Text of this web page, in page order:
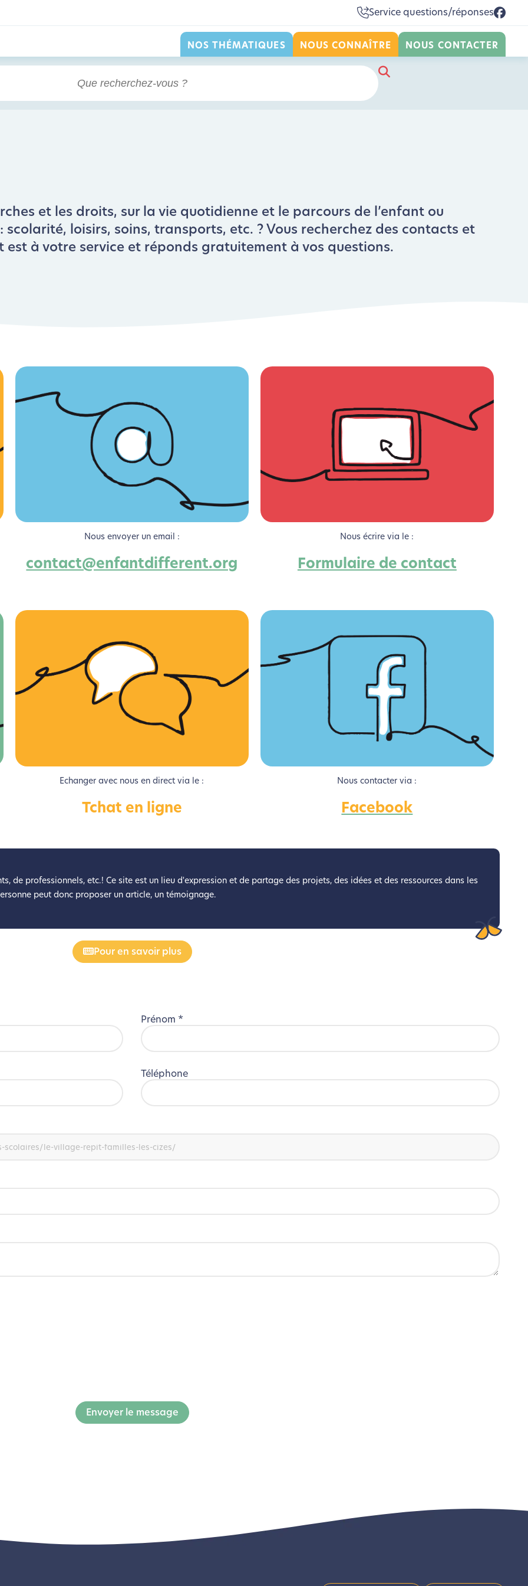
Service questions/réponses
NOS THÉMATIQUES NOUS CONNAÎTRE NOUS CONTACTER
ça vous concerne aussi !
ce site Internet dans le cadre d’une démarche forte d’écoconception.
diminuer drastiquement les besoins énergétiques nécessaires à votre navigation, vous pouvez
Merci pour votre contribution !
et les droits, sur la vie quotidienne et le parcours de l’enfant ou
loisirs, soins, transports, etc. ? Vous recherchez des contacts et
est à votre service et réponds gratuitement à vos questions.
Nous envoyer un email :
contact@enfantdifferent.org
Nous écrire via le :
Formulaire de contact
Echanger avec nous en direct via le :
Tchat en ligne
Nous contacter via :
Facebook
de professionnels, etc.! Ce site est un lieu d'expression et de partage des projets, des idées et des ressources dans les
peut donc proposer un article, un témoignage.
Pour en savoir plus
Prénom *
Téléphone
Envoyer le message